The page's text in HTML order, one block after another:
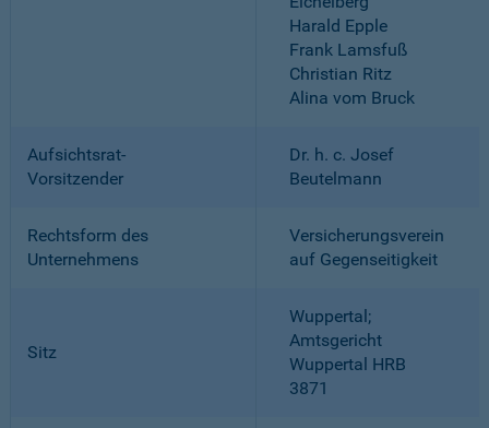
Harald Epple
Frank Lamsfuß
Christian Ritz
Alina vom Bruck
Aufsichtsrat-
Vorsitzender
Dr. h. c. Josef
Beutelmann
Rechtsform des
Unternehmens
Versicherungsverein
auf Gegenseitigkeit
Sitz
Wuppertal;
Amtsgericht
Wuppertal HRB
3871